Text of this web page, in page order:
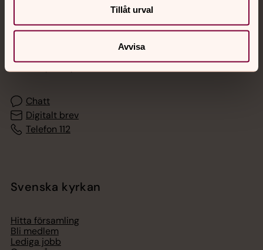
Tillåt urval
Avvisa
Jourhavande präst
Akut samtals- och krisstöd. Prata eller chatta anonymt
med en präst på kvällar och nätter.
Chatt
Digitalt brev
Telefon 112
Svenska kyrkan
Hitta församling
Bli medlem
Lediga jobb